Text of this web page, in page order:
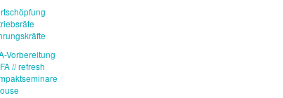
Vorbereitung
// refresh